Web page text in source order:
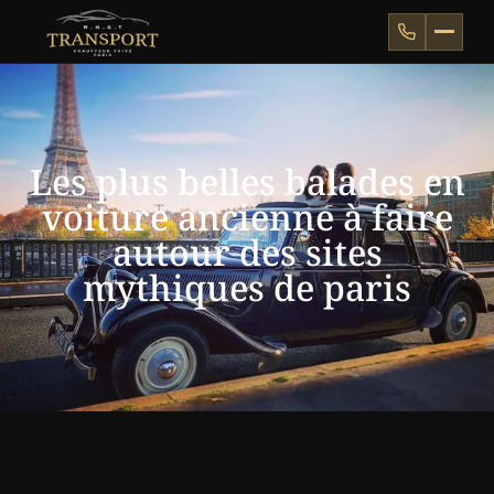
Les plus belles balades en
voiture ancienne à faire
autour des sites
mythiques de paris